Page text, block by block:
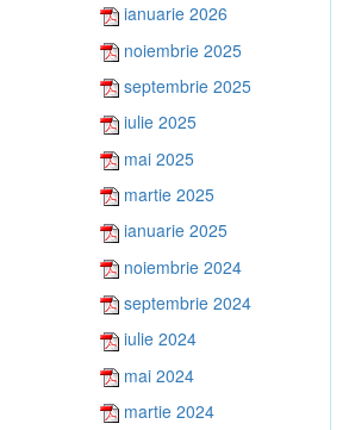
ianuarie 2026
noiembrie 2025
septembrie 2025
iulie 2025
mai 2025
martie 2025
ianuarie 2025
noiembrie 2024
septembrie 2024
iulie 2024
mai 2024
martie 2024